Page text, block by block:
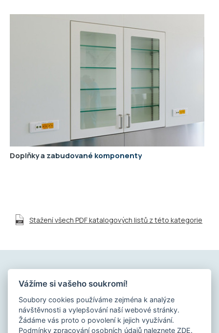
Doplňky a zabudované komponenty
Stažení všech PDF katalogových listů z této kategorie
Kontakt / Imprint
Ochrana osobních údajů
Vážíme si vašeho soukromí!
Soubory cookies používáme zejména k analýze
návštěvnosti a vylepšování naší webové stránky.
Žádáme vás proto o povolení k jejich využívání.
Podmínky zpracování osobních údajů naleznete ZDE.